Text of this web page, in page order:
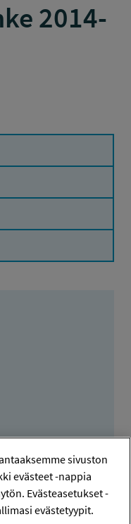
2014-
sivuston
evästeet -nappia
Evästeasetukset -
evästetyypit.